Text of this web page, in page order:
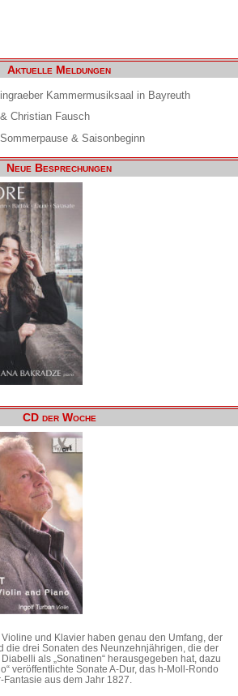
Aktuelle Meldungen
Kammermusiksaal in Bayreuth
Christian Fausch
& Saisonbeginn
Neue Besprechungen
CD der Woche
und Klavier haben genau den Umfang, der
die drei Sonaten des Neunzehnjährigen, die der
als „Sonatinen“ herausgegeben hat, dazu
veröffentlichte Sonate A-Dur, das h-Moll-Rondo
aus dem Jahr 1827.